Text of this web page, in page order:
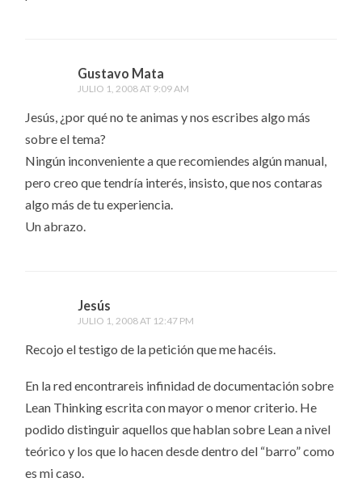
Gustavo Mata
JULIO 1, 2008 AT 9:09 AM
Jesús, ¿por qué no te animas y nos escribes algo más
sobre el tema?
Ningún inconveniente a que recomiendes algún manual,
pero creo que tendría interés, insisto, que nos contaras
algo más de tu experiencia.
Un abrazo.
Jesús
JULIO 1, 2008 AT 12:47 PM
Recojo el testigo de la petición que me hacéis.
En la red encontrareis infinidad de documentación sobre
Lean Thinking escrita con mayor o menor criterio. He
podido distinguir aquellos que hablan sobre Lean a nivel
teórico y los que lo hacen desde dentro del “barro” como
es mi caso.